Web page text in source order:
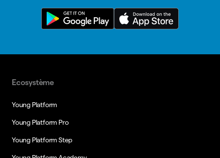
Ecosystème
Young Platform
Young Platform Pro
Young Platform Step